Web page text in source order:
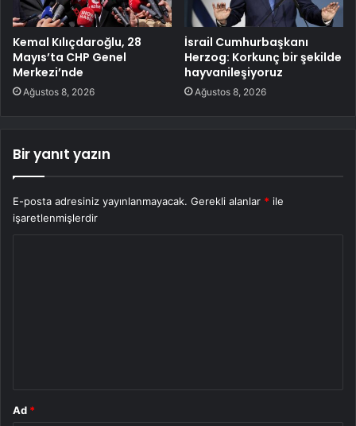
Kemal Kılıçdaroğlu, 28
Mayıs’ta CHP Genel
Merkezi’nde
Ağustos 8, 2026
İsrail Cumhurbaşkanı
Herzog: Korkunç bir şekilde
hayvanileşiyoruz
Ağustos 8, 2026
Bir yanıt yazın
E-posta adresiniz yayınlanmayacak. Gerekli alanlar * ile
işaretlenmişlerdir
Ad *